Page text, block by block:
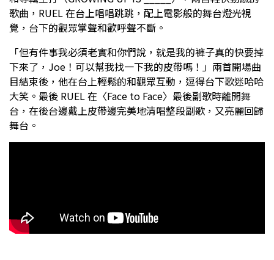
歌曲，RUEL 在台上唱唱跳跳，配上電影般的舞台燈光視
覺，台下的觀眾掌聲和歡呼聲不斷。
「但有件事我必須老實和你們說，就是我的褲子真的快要掉
下來了，Joe！可以幫我找一下我的皮帶嗎！」兩首開場曲
目結束後，他在台上輕鬆的和觀眾互動，逗得台下歌迷哈哈
大笑。最後 RUEL 在〈Face to Face〉最後副歌時離開舞
台，在後台邊戴上皮帶邊完美地清唱整段副歌，又亮麗回歸
舞台。